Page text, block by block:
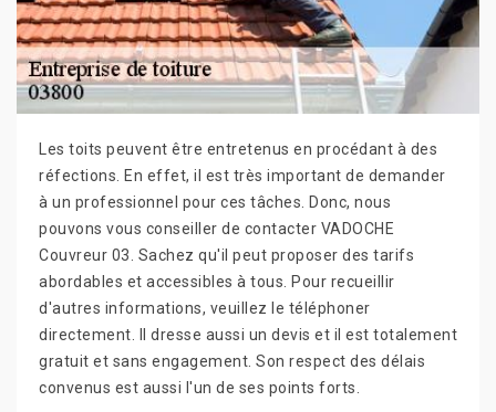
Les toits peuvent être entretenus en procédant à des
réfections. En effet, il est très important de demander
à un professionnel pour ces tâches. Donc, nous
pouvons vous conseiller de contacter VADOCHE
Couvreur 03. Sachez qu'il peut proposer des tarifs
abordables et accessibles à tous. Pour recueillir
d'autres informations, veuillez le téléphoner
directement. Il dresse aussi un devis et il est totalement
gratuit et sans engagement. Son respect des délais
convenus est aussi l'un de ses points forts.